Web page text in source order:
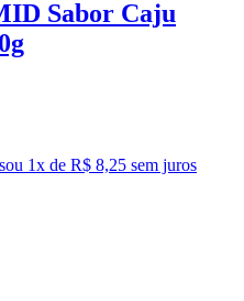
Sabor Caju
ou 1x de R$ 8,25 sem juros